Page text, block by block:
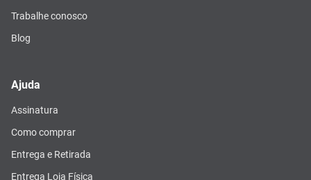
Trabalhe conosco
Blog
Ajuda
Assinatura
Como comprar
Entrega e Retirada
Entrega Loja Física